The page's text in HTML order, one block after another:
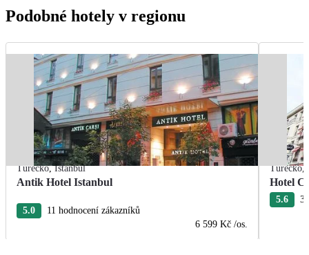
Podobné hotely v regionu
Turecko,Istanbul
Antik Hotel Istanbul
5.0
11 hodnocení zákazníků
6 599 Kč /os.
Turecko,
Hotel
5.6 3